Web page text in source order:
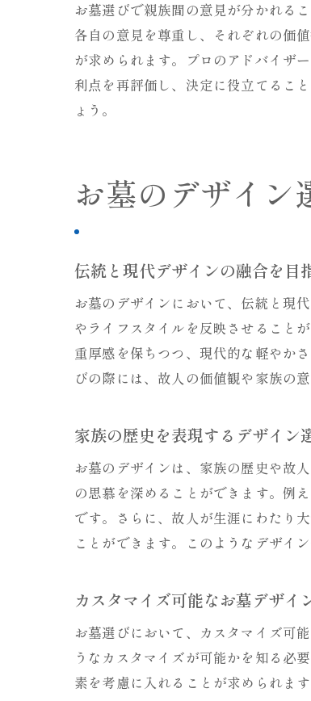
お墓選びで親族間の意見が分かれる
各自の意見を尊重し、それぞれの価
が求められます。プロのアドバイザ
利点を再評価し、決定に役立てるこ
ょう。
お墓のデザイン
伝統と現代デザインの融合を目
お墓のデザインにおいて、伝統と現
やライフスタイルを反映させること
重厚感を保ちつつ、現代的な軽やか
びの際には、故人の価値観や家族の
家族の歴史を表現するデザイン
お墓のデザインは、家族の歴史や故
の思慕を深めることができます。例
です。さらに、故人が生涯にわたり
ことができます。このようなデザイ
カスタマイズ可能なお墓デザイ
お墓選びにおいて、カスタマイズ可
うなカスタマイズが可能かを知る必
素を考慮に入れることが求められま